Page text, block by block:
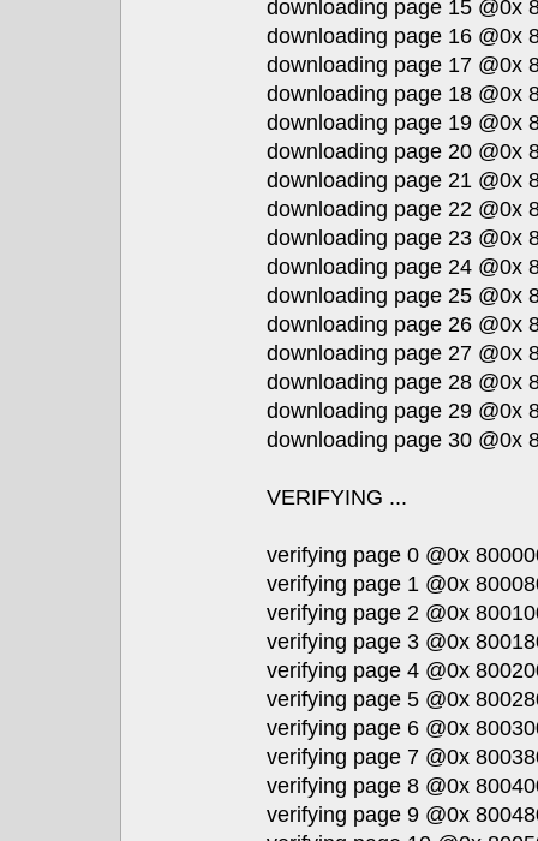
downloading page 15 @0x
downloading page 16 @0x
downloading page 17 @0x
downloading page 18 @0x
downloading page 19 @0x
downloading page 20 @0x
downloading page 21 @0x
downloading page 22 @0x
downloading page 23 @0x
downloading page 24 @0x
downloading page 25 @0x
downloading page 26 @0x
downloading page 27 @0x
downloading page 28 @0x
downloading page 29 @0x
downloading page 30 @0x
VERIFYING ...
verifying page 0 @0x
verifying page 1 @0x
verifying page 2 @0x
verifying page 3 @0x
verifying page 4 @0x
verifying page 5 @0x
verifying page 6 @0x
verifying page 7 @0x
verifying page 8 @0x
verifying page 9 @0x